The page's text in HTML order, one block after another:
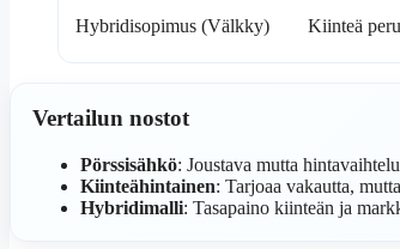
Hybridisopimus (Välkky) Kiinteä
Vertailun nostot
Pörssisähkö: Joustava mutta
Kiinteähintainen: Tarjoaa vakautta,
Hybridimalli: Tasapaino kiinteän ja